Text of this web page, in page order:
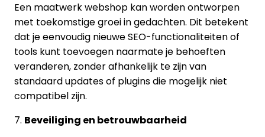
Een maatwerk webshop kan worden ontworpen
met toekomstige groei in gedachten. Dit betekent
dat je eenvoudig nieuwe SEO-functionaliteiten of
tools kunt toevoegen naarmate je behoeften
veranderen, zonder afhankelijk te zijn van
standaard updates of plugins die mogelijk niet
compatibel zijn.
7. Beveiliging en betrouwbaarheid